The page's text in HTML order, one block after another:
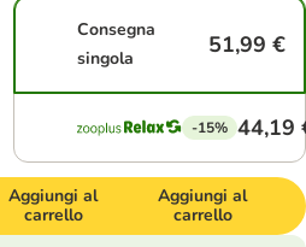
Consegna
singola
51,99 €
-15% 44,19
Aggiungi al
carrello
Aggiungi al
carrello